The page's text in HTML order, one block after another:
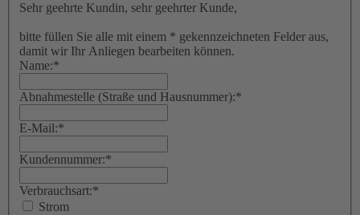
Sehr geehrte Kundin, sehr geehrter Kunde,
bitte füllen Sie alle mit einem * gekennzeichneten Felder aus,
damit wir Ihr Anliegen bearbeiten können.
Name:*
Abnahmestelle (Straße und Hausnummer):*
E-Mail:*
Kundennummer:*
Verbrauchsart:*
Strom